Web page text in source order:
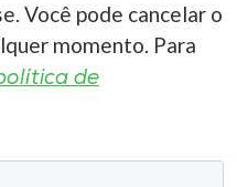
Você pode cancelar o
momento. Para
de